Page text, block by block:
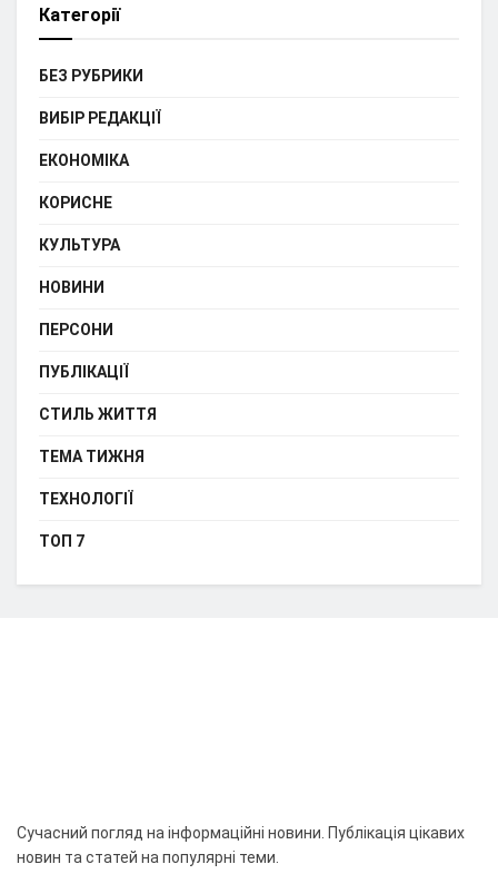
Категорії
БЕЗ РУБРИКИ
ВИБІР РЕДАКЦІЇ
ЕКОНОМІКА
КОРИСНЕ
КУЛЬТУРА
НОВИНИ
ПЕРСОНИ
ПУБЛІКАЦІЇ
СТИЛЬ ЖИТТЯ
ТЕМА ТИЖНЯ
ТЕХНОЛОГІЇ
ТОП 7
Сучасний погляд на інформаційні новини. Публікація цікавих
новин та статей на популярні теми.